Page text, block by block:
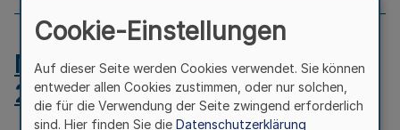
MB.NRW 2026 Nr. 204 vom
24.07.2026
Cookie-Einstellungen
Auf dieser Seite werden Cookies verwendet. Sie können
entweder allen Cookies zustimmen, oder nur solchen,
die für die Verwendung der Seite zwingend erforderlich
sind. Hier finden Sie die Datenschutzerklärung